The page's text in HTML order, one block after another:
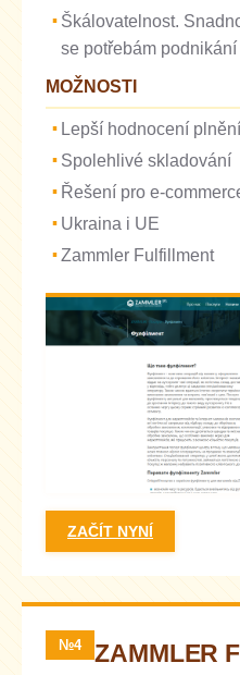
Škálovatelnost.
se potřebám podnikání
MOŽNOSTI
Lepší hodnocení
Spolehlivé skladování
Řešení pro e-
Ukraina i UE
Zammler Fulfillment
ZAČÍT NYNÍ
№4 ZAMMLER